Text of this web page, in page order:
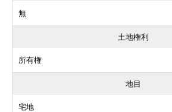
無
土地権利
所有権
地目
宅地